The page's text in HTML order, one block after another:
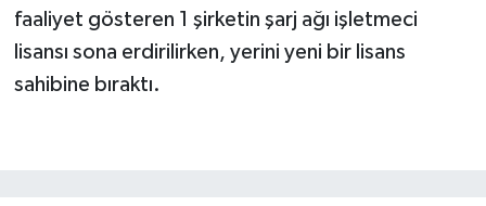
faaliyet gösteren 1 şirketin şarj ağı işletmeci
lisansı sona erdirilirken, yerini yeni bir lisans
sahibine bıraktı.